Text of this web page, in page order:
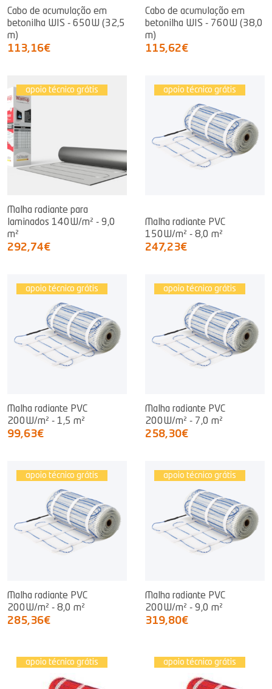
Cabo de acumulação em
betonilha WIS - 650W (32,5
m)
113,16€
Cabo de acumulação em
betonilha WIS - 760W (38,0
m)
115,62€
apoio técnico grátis
Malha radiante para
laminados 140W/m² - 9,0
m²
292,74€
apoio técnico grátis
Malha radiante PVC
150W/m² - 8,0 m²
247,23€
apoio técnico grátis
Malha radiante PVC
200W/m² - 1,5 m²
99,63€
apoio técnico grátis
Malha radiante PVC
200W/m² - 7,0 m²
258,30€
apoio técnico grátis
Malha radiante PVC
200W/m² - 8,0 m²
285,36€
apoio técnico grátis
Malha radiante PVC
200W/m² - 9,0 m²
319,80€
apoio técnico grátis apoio técnico grátis